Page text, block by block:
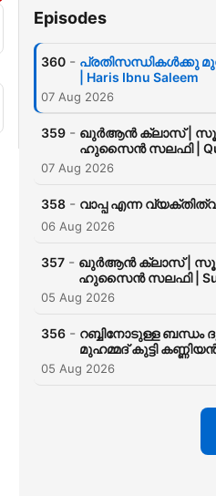
Episodes
360 - പ്രതിസന്ധികൾക്കു
| Haris Ibnu Saleem
07 Aug 2026
359 - ഖുര്‍ആന്‍ ക്ലാസ് | സൂറ:
ഹുസൈൻ സലഫി | Quran
07 Aug 2026
358 - വാപ്പ എന്ന
06 Aug 2026
357 - ഖുര്‍ആന്‍ ക്ലാസ് | സൂറ:
ഹുസൈൻ സലഫി |
05 Aug 2026
356 - റബ്ബിനോടുള്ള ബന്ധം
മുഹമ്മദ് കുട്ടി കണ്ണിയൻ
05 Aug 2026